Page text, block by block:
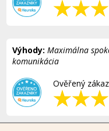
Výhody: Maximálna
komunikácia
Ověřený